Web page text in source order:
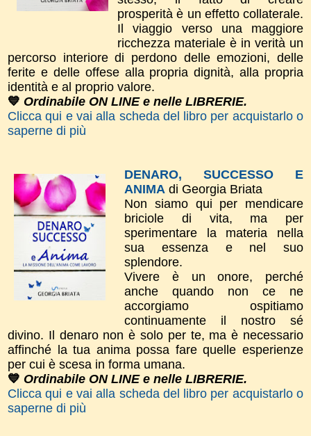
prosperità è un effetto collaterale.
Il viaggio verso una maggiore
ricchezza materiale è in verità un
percorso interiore di perdono delle emozioni, delle
ferite e delle offese alla propria dignità, alla propria
identità e al proprio valore.
💙 Ordinabile ON LINE e nelle LIBRERIE.
Clicca qui e vai alla scheda del libro per acquistarlo o
saperne di più
DENARO, SUCCESSO E
ANIMA di Georgia Briata
Non siamo qui per mendicare
briciole di vita, ma per
sperimentare la materia nella
sua essenza e nel suo
splendore.
Vivere è un onore, perché
anche quando non ce ne
accorgiamo ospitiamo
continuamente il nostro sé
divino. Il denaro non è solo per te, ma è necessario
affinché la tua anima possa fare quelle esperienze
per cui è scesa in forma umana.
💙 Ordinabile ON LINE e nelle LIBRERIE.
Clicca qui e vai alla scheda del libro per acquistarlo o
saperne di più